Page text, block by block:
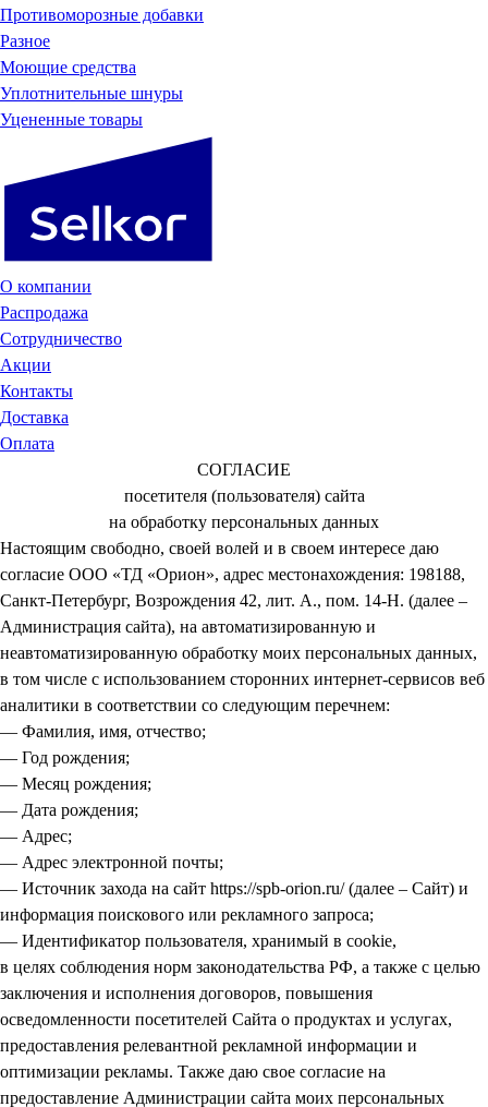
Противоморозные добавки
Разное
Моющие средства
Уплотнительные шнуры
Уцененные товары
О компании
Распродажа
Сотрудничество
Акции
Контакты
Доставка
Оплата
СОГЛАСИЕ
посетителя (пользователя) сайта
на обработку персональных данных
Настоящим свободно, своей волей и в своем интересе даю
согласие ООО «ТД «Орион», адрес местонахождения: 198188,
Санкт-Петербург, Возрождения 42, лит. А., пом. 14-Н. (далее –
Администрация сайта), на автоматизированную и
неавтоматизированную обработку моих персональных данных,
в том числе с использованием сторонних интернет-сервисов веб
аналитики в соответствии со следующим перечнем:
— Фамилия, имя, отчество;
— Год рождения;
— Месяц рождения;
— Дата рождения;
— Адрес;
— Адрес электронной почты;
— Источник захода на сайт https://spb-orion.ru/ (далее – Сайт) и
информация поискового или рекламного запроса;
— Идентификатор пользователя, хранимый в cookie,
в целях соблюдения норм законодательства РФ, а также с целью
заключения и исполнения договоров, повышения
осведомленности посетителей Сайта о продуктах и услугах,
предоставления релевантной рекламной информации и
оптимизации рекламы. Также даю свое согласие на
предоставление Администрации сайта моих персональных